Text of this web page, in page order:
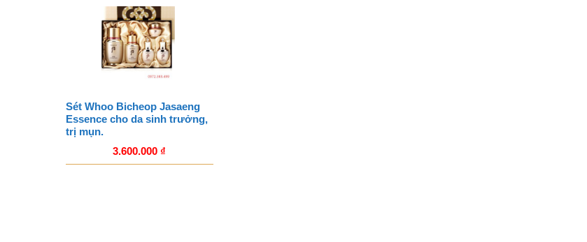
Sét Whoo Bicheop Jasaeng
Essence cho da sinh trưởng,
trị mụn.
3.600.000 ₫